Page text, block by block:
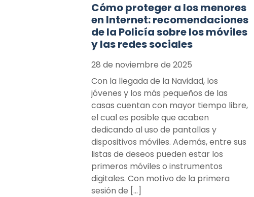
Cómo proteger a los menores
en Internet: recomendaciones
de la Policía sobre los móviles
y las redes sociales
28 de noviembre de 2025
Con la llegada de la Navidad, los
jóvenes y los más pequeños de las
casas cuentan con mayor tiempo libre,
el cual es posible que acaben
dedicando al uso de pantallas y
dispositivos móviles. Además, entre sus
listas de deseos pueden estar los
primeros móviles o instrumentos
digitales. Con motivo de la primera
sesión de […]